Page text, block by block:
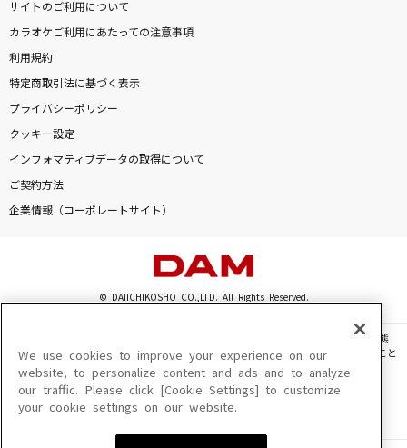
サイトのご利用について
カラオケご利用にあたっての注意事項
利用規約
特定商取引法に基づく表示
プライバシーポリシー
クッキー設定
インフォマティブデータの取得について
ご契約方法
企業情報（コーポレートサイト）
© DAIICHIKOSHO CO.,LTD. All Rights Reserved.
このサイトに掲載されている一切の文章・画像・写真・動画・音声等を、手段や形態
を問わず、著作権法の定める範囲を超えて無断で複製、転載、ファイル化などすること
を禁じます。
楽曲及びコンテンツは、機種によりご利用いただけない場合があります。
楽曲及びコンテンツの配信日、配信内容が変更になる場合があります。
We use cookies to improve your experience on our
website, to personalize content and ads and to analyze
our traffic. Please click [Cookie Settings] to customize
your cookie settings on our website.